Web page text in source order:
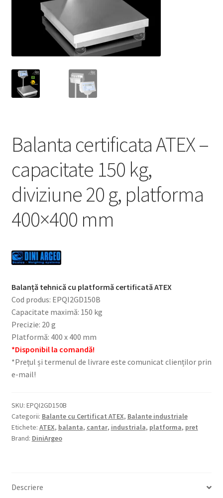
Prelucrarea datelor cu caracter personal
Balanta certificata ATEX –
capacitate 150 kg,
diviziune 20 g, platforma
400×400 mm
Balanță tehnică cu platformă certificată ATEX
Cod produs: EPQI2GD150B
Capacitate maximă: 150 kg
Precizie: 20 g
Platformă: 400 x 400 mm
*Disponibil la comandă!
*Prețul și termenul de livrare este comunicat clienților prin
e-mail!
SKU: EPQI2GD150B
Categorii: Balante cu Certificat ATEX, Balante industriale
Etichete: ATEX, balanta, cantar, industriala, platforma, pret
Brand: DiniArgeo
Descriere